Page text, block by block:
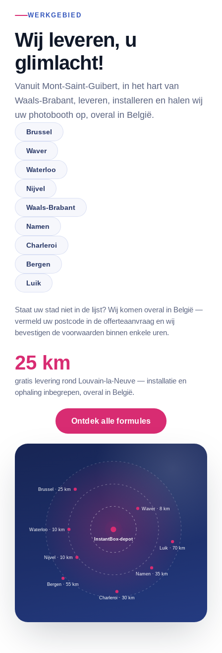
WERKGEBIED
Wij leveren, u
glimlacht!
Vanuit Mont-Saint-Guibert, in het hart van
Waals-Brabant, leveren, installeren en halen wij
uw photobooth op, overal in België.
Brussel
Waver
Waterloo
Nijvel
Waals-Brabant
Namen
Charleroi
Bergen
Luik
Staat uw stad niet in de lijst? Wij komen overal in België —
vermeld uw postcode in de offerteaanvraag en wij
bevestigen de voorwaarden binnen enkele uren.
25 km
gratis levering rond Louvain-la-Neuve — installatie en
ophaling inbegrepen, overal in België.
Ontdek alle formules
InstantBox-depot
Brussel · 25 km
Waver · 8 km
Waterloo · 10 km
Luik · 70 km
Nijvel · 10 km
Namen · 35 km
Bergen · 55 km
Charleroi · 30 km